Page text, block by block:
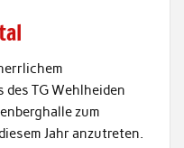
TG Wehlheiden
zum
Jahr anzutreten.